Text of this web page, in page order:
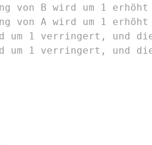
von B wird um 1 erhöht
von A wird um 1 erhöht
um 1 verringert, und
um 1 verringert, und